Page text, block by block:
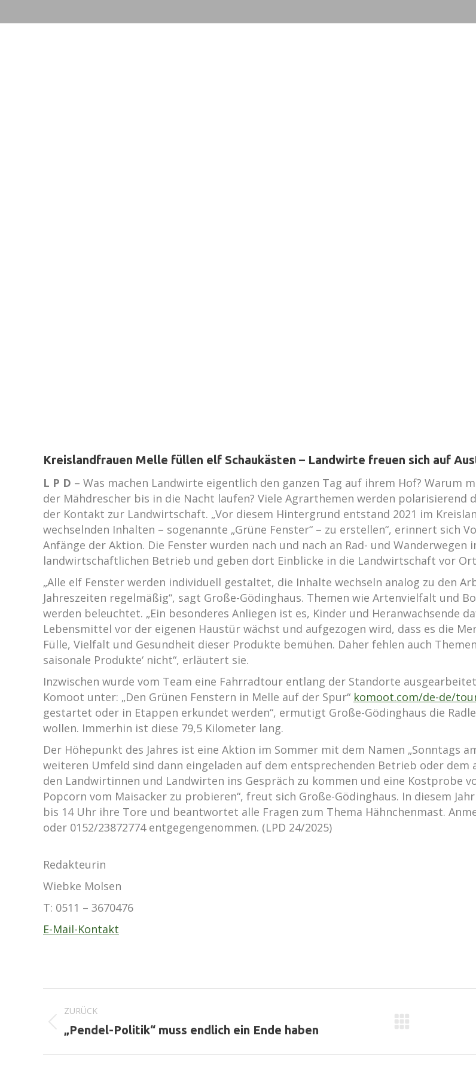
Kreislandfrauen Melle füllen elf Schaukästen – Landwirte freuen sich auf
L P D – Was machen Landwirte eigentlich den ganzen Tag auf ihrem Hof? Warum
der Mähdrescher bis in die Nacht laufen? Viele Agrarthemen werden
der Kontakt zur Landwirtschaft. „Vor diesem Hintergrund entstand 2021 im
wechselnden Inhalten – sogenannte „Grüne Fenster“ – zu erstellen“, erinnert sich
Anfänge der Aktion. Die Fenster wurden nach und nach an Rad- und
landwirtschaftlichen Betrieb und geben dort Einblicke in die Landwirtschaft vor
„Alle elf Fenster werden individuell gestaltet, die Inhalte wechseln analog zu den
Jahreszeiten regelmäßig“, sagt Große-Gödinghaus. Themen wie Artenvielfalt und
werden beleuchtet. „Ein besonderes Anliegen ist es, Kinder und Heranwachsende
Lebensmittel vor der eigenen Haustür wächst und aufgezogen wird, dass es die
Fülle, Vielfalt und Gesundheit dieser Produkte bemühen. Daher fehlen auch
saisonale Produkte‘ nicht“, erläutert sie.
Inzwischen wurde vom Team eine Fahrradtour entlang der Standorte
Komoot unter: „Den Grünen Fenstern in Melle auf der Spur“ komoot.com/de-de/
gestartet oder in Etappen erkundet werden“, ermutigt Große-Gödinghaus die
wollen. Immerhin ist diese 79,5 Kilometer lang.
Der Höhepunkt des Jahres ist eine Aktion im Sommer mit dem Namen „Sonntags
weiteren Umfeld sind dann eingeladen auf dem entsprechenden Betrieb oder
den Landwirtinnen und Landwirten ins Gespräch zu kommen und eine Kostprobe
Popcorn vom Maisacker zu probieren“, freut sich Große-Gödinghaus. In diesem
bis 14 Uhr ihre Tore und beantwortet alle Fragen zum Thema Hähnchenmast.
oder 0152/23872774 entgegengenommen. (LPD 24/2025)
Redakteurin
Wiebke Molsen
T: 0511 – 3670476
E-Mail-Kontakt
ZURÜCK
Vorheriger
„Pendel-Politik“ muss endlich ein Ende haben